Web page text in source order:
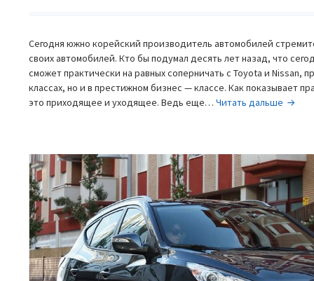
Сегодня южно корейский производитель автомобилей
своих автомобилей. Кто бы подумал десять лет назад, что
сможет практически на равных соперничать с Toyota и Nissan,
классах, но и в престижном бизнес — классе. Как показывает
это приходящее и уходящее. Ведь еще…Читать дальше